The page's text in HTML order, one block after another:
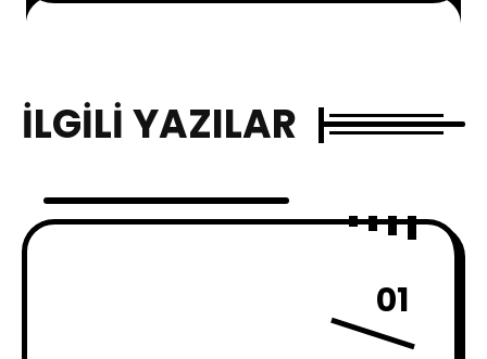
İLGILI YAZILAR
01